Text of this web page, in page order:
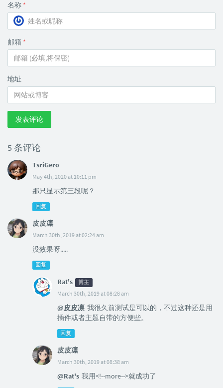
名称 *
邮箱 *
地址
发表评论
5 条评论
TsriGero
May 4th, 2020 at 10:11 pm
那只显示第三段呢？
回复
皮皮凛
March 30th, 2019 at 02:24 am
没效果呀.....
回复
Rat's 博主
March 30th, 2019 at 08:28 am
@皮皮凛 我很久前测试是可以的，不过这种还是用
插件或者主题自带的方便些。
回复
皮皮凛
March 30th, 2019 at 08:38 am
@Rat's 我用<!--more-->就成功了